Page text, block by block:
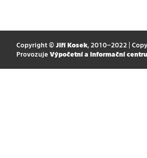
Copyright © Jiří Kosek, 2010–2022 |
Provozuje Výpočetní a informační